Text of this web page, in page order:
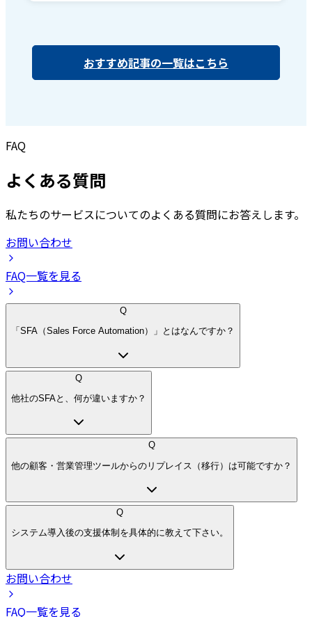
おすすめ記事の一覧はこちら
FAQ
よくある質問
私たちのサービスについてのよくある質問にお答えします。
お問い合わせ
FAQ一覧を見る
Q
「SFA（Sales Force Automation）」とはなんですか？
Q
他社のSFAと、何が違いますか？
Q
他の顧客・営業管理ツールからのリプレイス（移行）は可能ですか？
Q
システム導入後の支援体制を具体的に教えて下さい。
お問い合わせ
FAQ一覧を見る